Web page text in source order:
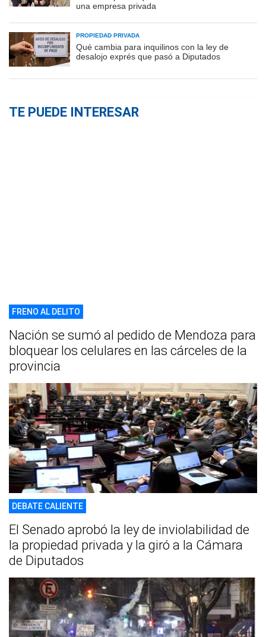
una empresa privada
PROPIEDAD PRIVADA
Qué cambia para inquilinos con la ley de
desalojo exprés que pasó a Diputados
TE PUEDE INTERESAR
FRENO AL DELITO
Nación se sumó al pedido de Mendoza para
bloquear los celulares en las cárceles de la
provincia
DEBATE CALIENTE
El Senado aprobó la ley de inviolabilidad de
la propiedad privada y la giró a la Cámara
de Diputados